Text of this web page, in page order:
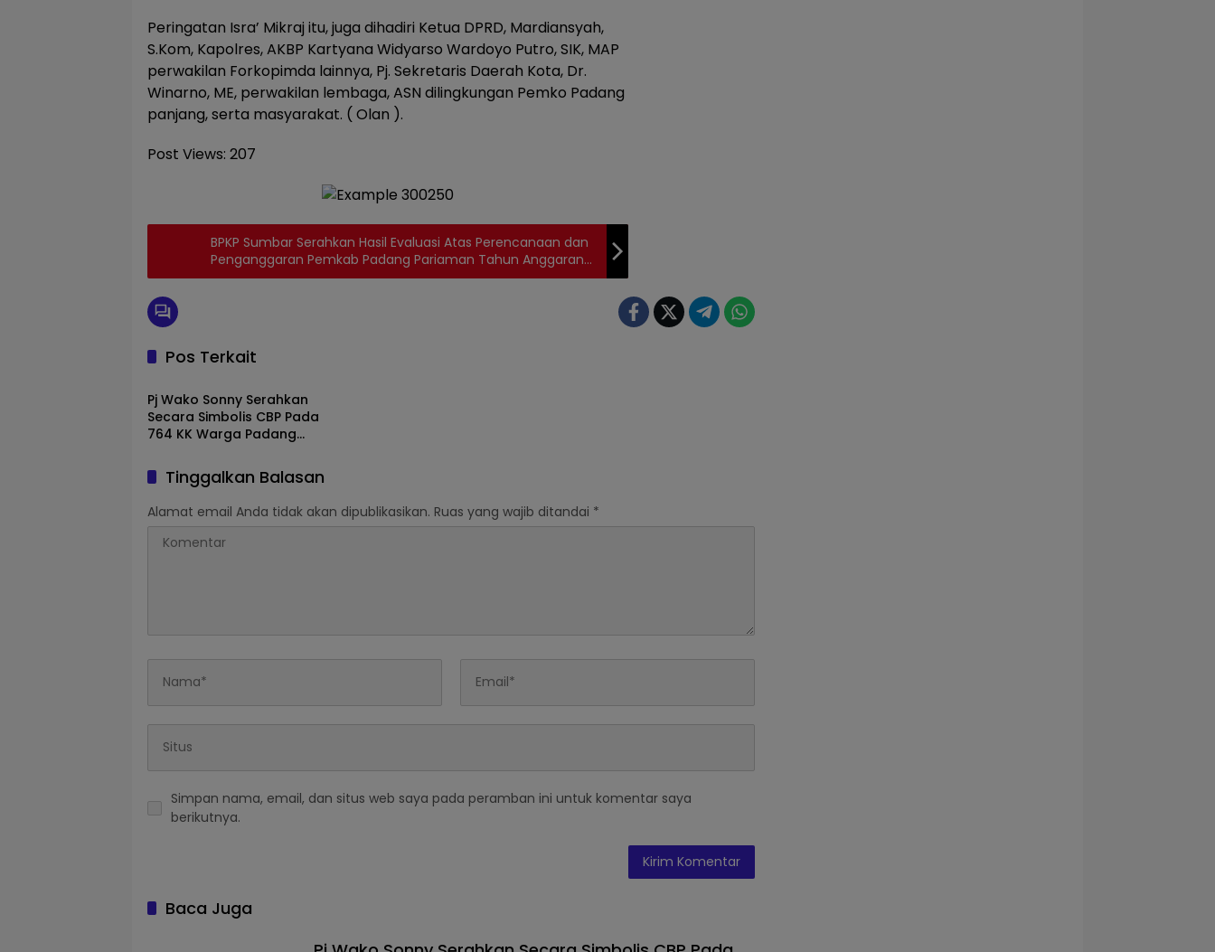
Peringatan Isra’ Mikraj itu, juga dihadiri Ketua DPRD, Mardiansyah,
S.Kom, Kapolres, AKBP Kartyana Widyarso Wardoyo Putro, SIK, MAP
perwakilan Forkopimda lainnya, Pj. Sekretaris Daerah Kota, Dr.
Winarno, ME, perwakilan lembaga, ASN dilingkungan Pemko Padang
panjang, serta masyarakat. ( Olan ).
Post Views: 207
BPKP Sumbar Serahkan Hasil Evaluasi Atas Perencanaan dan
Penganggaran Pemkab Padang Pariaman Tahun Anggaran
2023.
Pos Terkait
Padang panjang
Pj Wako Sonny Serahkan
Secara Simbolis CBP Pada
764 KK Warga Padang
Tinggalkan Balasan
Alamat email Anda tidak akan dipublikasikan. Ruas yang wajib ditandai *
Simpan nama, email, dan situs web saya pada peramban ini untuk komentar saya
berikutnya.
Baca Juga